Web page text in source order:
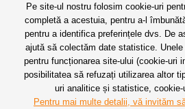
Pe site-ul nostru folosim cookie-uri
completă a acestuia, pentru a-l
pentru a identifica preferințele dvs. De
ajută să colectăm date statistice.
pentru funcționarea site-ului (cookie-uri
posibilitatea să refuzați utilizarea altor
uri analitice și statistice, cookie-
Pentru mai multe detalii, vă invităm